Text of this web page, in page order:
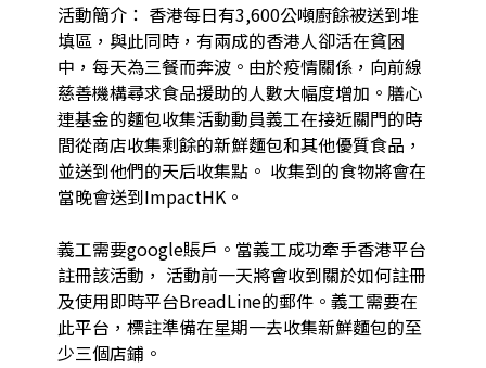
活動簡介： 香港每日有3,600公噸廚餘被送到堆
填區，與此同時，有兩成的香港人卻活在貧困
中，每天為三餐而奔波。由於疫情關係，向前線
慈善機構尋求食品援助的人數大幅度增加。膳心
連基金的麵包收集活動動員義工在接近關門的時
間從商店收集剩餘的新鮮麵包和其他優質食品，
並送到他們的天后收集點。 收集到的食物將會在
當晚會送到ImpactHK。
義工需要google賬戶。當義工成功牽手香港平台
註冊該活動， 活動前一天將會收到關於如何註冊
及使用即時平台BreadLine的郵件。義工需要在
此平台，標註準備在星期一去收集新鮮麵包的至
少三個店鋪。 ​